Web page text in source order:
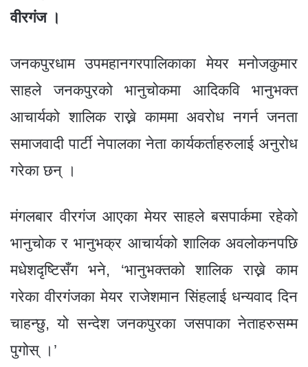
b
o
k
er p
e
वीरगंज ।
जनकपुरधाम उपमहानगरपालिकाका मेयर मनोजकुमार
साहले जनकपुरको भानुचोकमा आदिकवि भानुभक्त
आचार्यको शालिक राख्ने काममा अवरोध नगर्न जनता
समाजवादी पार्टी नेपालका नेता कार्यकर्ताहरुलाई अनुरोध
गरेका छन् ।
मंगलबार वीरगंज आएका मेयर साहले बसपार्कमा रहेको
भानुचोक र भानुभक्र आचार्यको शालिक अवलोकनपछि
मधेशदृष्टिसँग भने, ‘भानुभक्तको शालिक राख्ने काम
गरेका वीरगंजका मेयर राजेशमान सिंहलाई धन्यवाद दिन
चाहन्छु, यो सन्देश जनकपुरका जसपाका नेताहरुसम्म
पुगोस् ।’